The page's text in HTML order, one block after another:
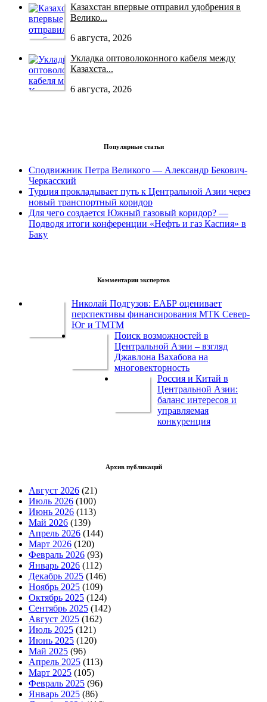
Казахстан впервые отправил удобрения в
Велико...
6 августа, 2026
Укладка оптоволоконного кабеля между
Казахста...
6 августа, 2026
Популярные статьи
Сподвижник Петра Великого — Александр Бекович-
Черкасский
Турция прокладывает путь к Центральной Азии через
новый транспортный коридор
Для чего создается Южный газовый коридор? —
Подводя итоги конференции «Нефть и газ Каспия» в
Баку
Комментарии экспертов
Николай Подгузов: ЕАБР оценивает
перспективы финансирования МТК Север-
Юг и ТМТМ
Поиск возможностей в
Центральной Азии – взгляд
Джавлона Вахабова на
многовекторность
Россия и Китай в
Центральной Азии:
баланс интересов и
управляемая
конкуренция
Архив публикаций
Август 2026 (21)
Июль 2026 (100)
Июнь 2026 (113)
Май 2026 (139)
Апрель 2026 (144)
Март 2026 (120)
Февраль 2026 (93)
Январь 2026 (112)
Декабрь 2025 (146)
Ноябрь 2025 (109)
Октябрь 2025 (124)
Сентябрь 2025 (142)
Август 2025 (162)
Июль 2025 (121)
Июнь 2025 (120)
Май 2025 (96)
Апрель 2025 (113)
Март 2025 (105)
Февраль 2025 (96)
Январь 2025 (86)